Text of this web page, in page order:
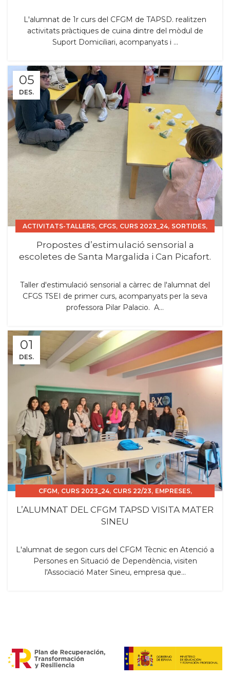
L'alumnat de 1r curs del CFGM de TAPSD. realitzen
activitats pràctiques de cuina dintre del mòdul de
Suport Domiciliari, acompanyats i ...
05
DES.
ACTIVITATS-TALLERS, CFGS, CURS 2023_24, SORTIDES,
Propostes d’estimulació sensorial a
escoletes de Santa Margalida i Can Picafort.
Taller d'estimulació sensorial a càrrec de l'alumnat del
CFGS TSEI de primer curs, acompanyats per la seva
professora Pilar Palacio. A...
01
DES.
CFGM, CURS 2023_24, CURS 22/23, EMPRESES,
L’ALUMNAT DEL CFGM TAPSD VISITA MATER
SINEU
L'alumnat de segon curs del CFGM Tècnic en Atenció a
Persones en Situació de Dependència, visiten
l'Associació Mater Sineu, empresa que...